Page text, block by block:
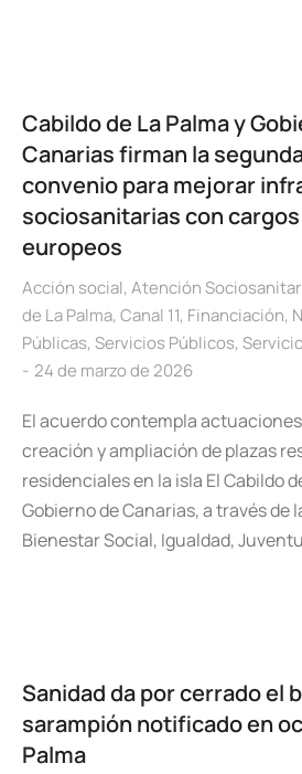
Cabildo de La Palma y
Canarias firman la
convenio para mejorar
sociosanitarias con
europeos
Acción social, Atención
de La Palma, Canal 11, Financiación,
Públicas, Servicios Públicos,
24 de marzo de 2026
El acuerdo contempla
creación y ampliación de plazas
residenciales en la isla El Cabildo
Gobierno de Canarias, a través de
Bienestar Social, Igualdad,
Sanidad da por cerrado el
sarampión notificado en
Palma